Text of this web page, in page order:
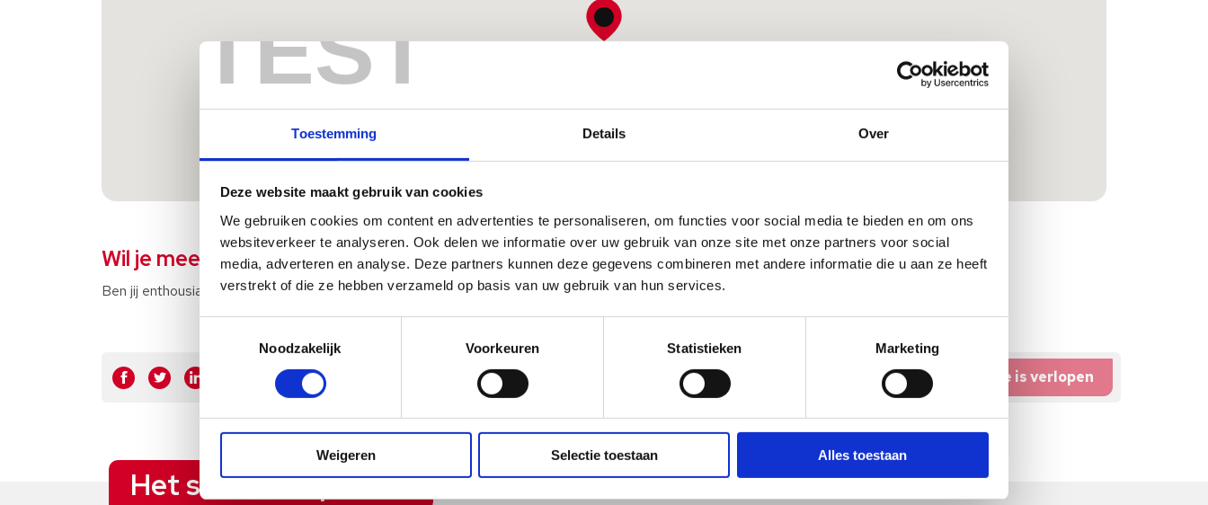
TEST
Toestemming Details Over
Deze website maakt gebruik van cookies
We gebruiken cookies om content en advertenties te personaliseren, om functies voor social media te bieden en om ons
websiteverkeer te analyseren. Ook delen we informatie over uw gebruik van onze site met onze partners voor social
media, adverteren en analyse. Deze partners kunnen deze gegevens combineren met andere informatie die u aan ze heeft
verstrekt of die ze hebben verzameld op basis van uw gebruik van hun services.
Noodzakelijk
Voorkeuren Statistieken Marketing
Weigeren Selectie toestaan Alles toestaan
Wil je meer weten?
Ben jij enthousiast geworden over de vacature? Solliciteer dan snel of bel voor vragen.
Vacature is verlopen
Het sollicitatieproces